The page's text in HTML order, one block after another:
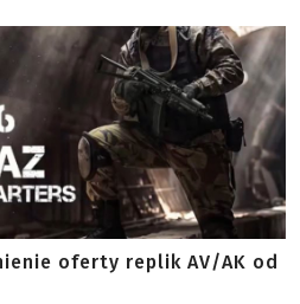
oferty replik AV/AK od